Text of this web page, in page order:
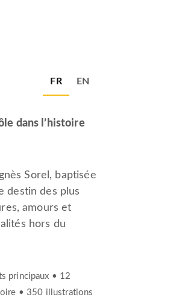
FR EN
dans l’histoire
Sorel, baptisée
destin des plus
amours et
hors du
principaux • 12
• 350 illustrations